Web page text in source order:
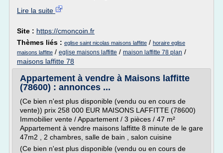
Lire la suite
Site : https://cmoncoin.fr
Thèmes liés : eglise saint nicolas maisons laffitte / horaire eglise
maisons laffitte / eglise maisons laffitte / maison laffitte 78 plan /
maisons laffitte 78
Appartement à vendre à Maisons laffitte
(78600) : annonces ...
(Ce bien n'est plus disponible (vendu ou en cours de
vente)) prix 258 000 EUR MAISONS LAFFITTE (78600)
Immobilier vente / Appartement / 3 pièces / 47 m²
Appartement à vendre maisons laffitte 8 minute de le gare
47m2 , 2 chambres, salle de bain , salon cuisine
(Ce bien n'est plus disponible (vendu ou en cours de